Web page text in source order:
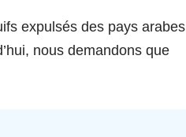
expulsés des pays arabes
nous demandons que